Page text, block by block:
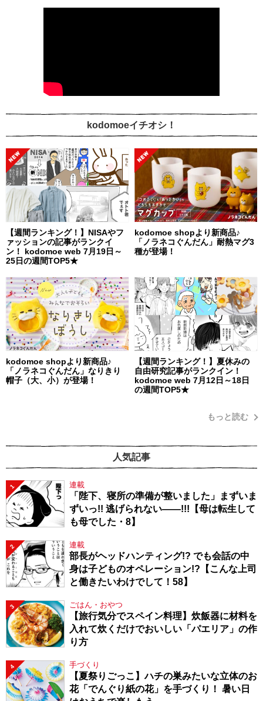
kodomoeイチオシ！
【週間ランキング！】NISAやフ
ァッションの記事がランクイ
ン！ kodomoe web 7月19日～
25日の週間TOP5★
kodomoe shopより新商品♪
「ノラネコぐんだん」耐熱マグ3
種が登場！
kodomoe shopより新商品♪
「ノラネコぐんだん」なりきり
帽子（大、小）が登場！
【週間ランキング！】夏休みの
自由研究記事がランクイン！
kodomoe web 7月12日～18日
の週間TOP5★
もっと読む
人気記事
1 連載
「陛下、寝所の準備が整いました」まずいま
ずいっ!! 逃げられない――!!!【母は転生して
も母でした・8】
2 連載
部長がヘッドハンティング!? でも会話の中
身は子どものオペレーション!?【こんな上司
と働きたいわけでして！58】
3 ごはん・おやつ
【旅行気分でスペイン料理】炊飯器に材料を
入れて炊くだけでおいしい「パエリア」の作
り方
4 手づくり
【夏祭りごっこ】ハチの巣みたいな立体のお
花「でんぐり紙の花」を手づくり！ 暑い日